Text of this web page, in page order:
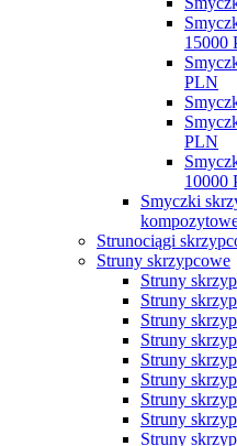
15000
PLN
PLN
10000
Smyczki
Strunociągi
Struny skrzypcowe
Struny
Struny
Struny
Struny
Struny
Struny
Struny
Struny
Struny